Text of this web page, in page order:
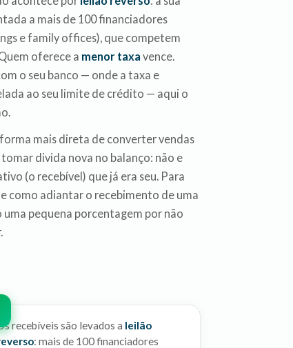
a mais de 100 financiadores
e family offices), que competem
oferece a menor taxa vence.
o seu banco — onde a taxa e
ao seu limite de crédito — aqui o
mais direta de converter vendas
divida nova no balanço: não e
(o recebível) que já era seu. Para
como adiantar o recebimento de uma
pequena porcentagem por não
recebíveis são levados a leilão
: mais de 100 financiadores